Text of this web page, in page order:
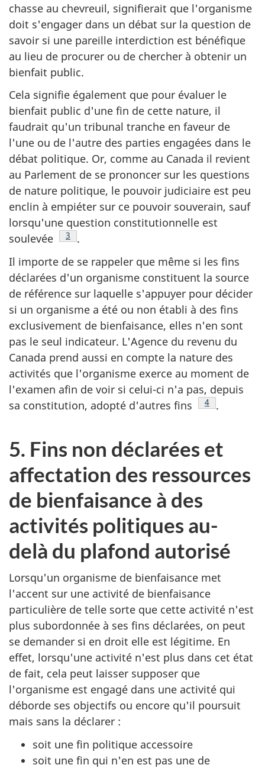
chasse au chevreuil, signifierait que l'organisme
doit s'engager dans un débat sur la question de
savoir si une pareille interdiction est bénéfique
au lieu de procurer ou de chercher à obtenir un
bienfait public.
Cela signifie également que pour évaluer le
bienfait public d'une fin de cette nature, il
faudrait qu'un tribunal tranche en faveur de
l'une ou de l'autre des parties engagées dans le
débat politique. Or, comme au Canada il revient
au Parlement de se prononcer sur les questions
de nature politique, le pouvoir judiciaire est peu
enclin à empiéter sur ce pouvoir souverain, sauf
lorsqu'une question constitutionnelle est
soulevée
Note de bas de page
3
.
Il importe de se rappeler que même si les fins
déclarées d'un organisme constituent la source
de référence sur laquelle s'appuyer pour décider
si un organisme a été ou non établi à des fins
exclusivement de bienfaisance, elles n'en sont
pas le seul indicateur. L'Agence du revenu du
Canada prend aussi en compte la nature des
activités que l'organisme exerce au moment de
l'examen afin de voir si celui-ci n'a pas, depuis
sa constitution, adopté d'autres fins Note de bas
4 .
5. Fins non déclarées et
affectation des ressources
de bienfaisance à des
activités politiques au-
delà du plafond autorisé
Lorsqu'un organisme de bienfaisance met
l'accent sur une activité de bienfaisance
particulière de telle sorte que cette activité n'est
plus subordonnée à ses fins déclarées, on peut
se demander si en droit elle est légitime. En
effet, lorsqu'une activité n'est plus dans cet état
de fait, cela peut laisser supposer que
l'organisme est engagé dans une activité qui
déborde ses objectifs ou encore qu'il poursuit
mais sans la déclarer :
soit une fin politique accessoire
soit une fin qui n'en est pas une de